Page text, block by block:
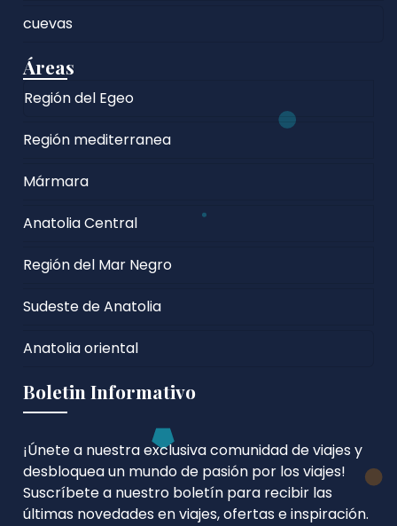
cuevas
Áreas
Región del Egeo
Región mediterranea
Mármara
Anatolia Central
Región del Mar Negro
Sudeste de Anatolia
Anatolia oriental
Boletin Informativo
¡Únete a nuestra exclusiva comunidad de viajes y
desbloquea un mundo de pasión por los viajes!
Suscríbete a nuestro boletín para recibir las
últimas novedades en viajes, ofertas e inspiración.